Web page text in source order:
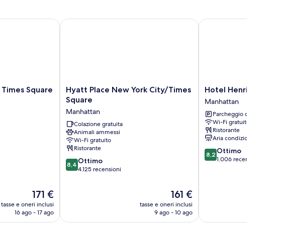
Hearing
Square
Il
prezzo
attuale
171 €
tasse e oneri inclusi
16 ago - 17 ago
Square Hotel
Hyatt
Place
New
York
City/Times
Square
Manhattan
Hyatt Place New York City/Times
Square
Manhattan
Colazione gratuita
Animali ammessi
Wi-Fi gratuito
Ristorante
8.4
su
8,4 Ottimo
4.125 recensioni
Il
prezzo
attuale
161 €
tasse e oneri inclusi
9 ago - 10 ago
Hyatt Place New York City/Times Square
Hotel
Henri
NY
Manhattan
Hotel Henri NY
Manhattan
Parcheggio disponibile
Wi-Fi gratuito
Ristorante
Aria condizionata
8.2
su
8,2 Ottimo
1.006 recensioni
Hotel Henri NY